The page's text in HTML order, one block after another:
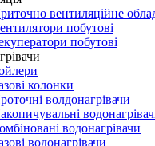
вентиляційне
побутові
побутові
колонки
волдонагрівачи
водонагрівачи
водонагрівачи